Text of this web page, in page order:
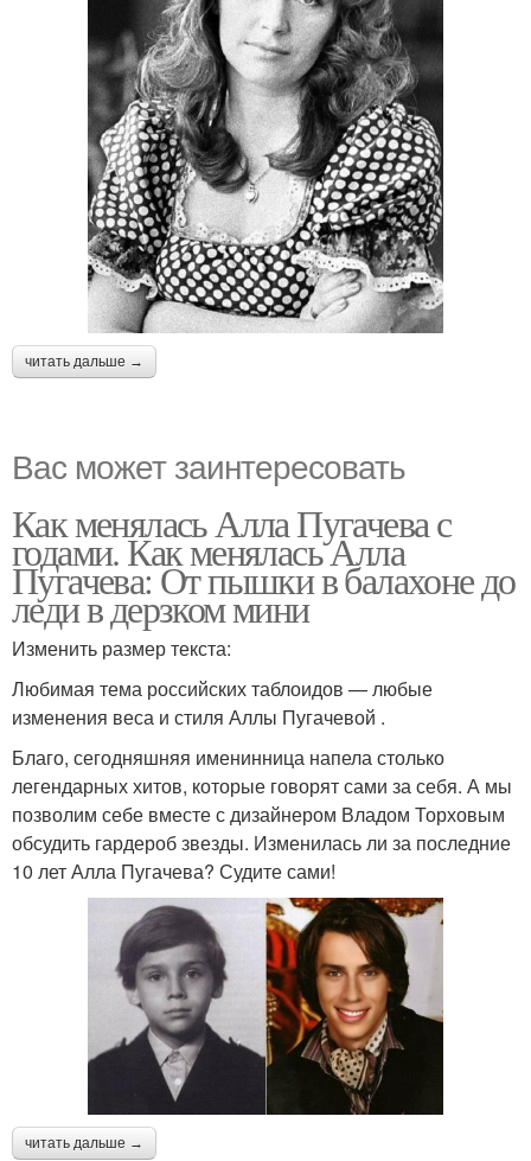
читать дальше →
Вас может заинтересовать
Как менялась Алла Пугачева с
годами. Как менялась Алла
Пугачева: От пышки в балахоне до
леди в дерзком мини
Изменить размер текста:
Любимая тема российских таблоидов — любые
изменения веса и стиля Аллы Пугачевой .
Благо, сегодняшняя именинница напела столько
легендарных хитов, которые говорят сами за себя. А мы
позволим себе вместе с дизайнером Владом Торховым
обсудить гардероб звезды. Изменилась ли за последние
10 лет Алла Пугачева? Судите сами!
читать дальше →